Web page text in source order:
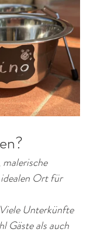
malerische
idealen Ort für
Unterkünfte
Gäste als auch